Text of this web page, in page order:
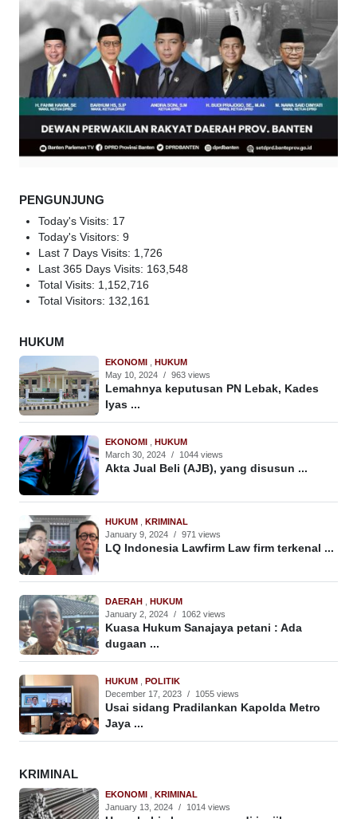
PENGUNJUNG
Today's Visits: 17
Today's Visitors: 9
Last 7 Days Visits: 1,726
Last 365 Days Visits: 163,548
Total Visits: 1,152,716
Total Visitors: 132,161
HUKUM
EKONOMI
HUKUM
May 10, 2024 / 963 views
Lemahnya keputusan PN Lebak, Kades
Iyas ...
EKONOMI
HUKUM
March 30, 2024 / 1044 views
Akta Jual Beli (AJB), yang disusun ...
HUKUM
KRIMINAL
January 9, 2024 / 971 views
LQ Indonesia Lawfirm Law firm terkenal ...
DAERAH
HUKUM
January 2, 2024 / 1062 views
Kuasa Hukum Sanajaya petani : Ada
dugaan ...
HUKUM
POLITIK
December 17, 2023 / 1055 views
Usai sidang Pradilankan Kapolda Metro
Jaya ...
KRIMINAL
EKONOMI
KRIMINAL
January 13, 2024 / 1014 views